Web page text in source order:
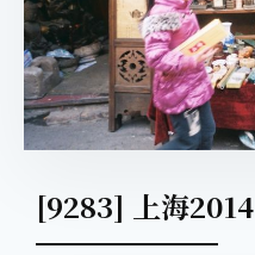
[9283] 上海2014